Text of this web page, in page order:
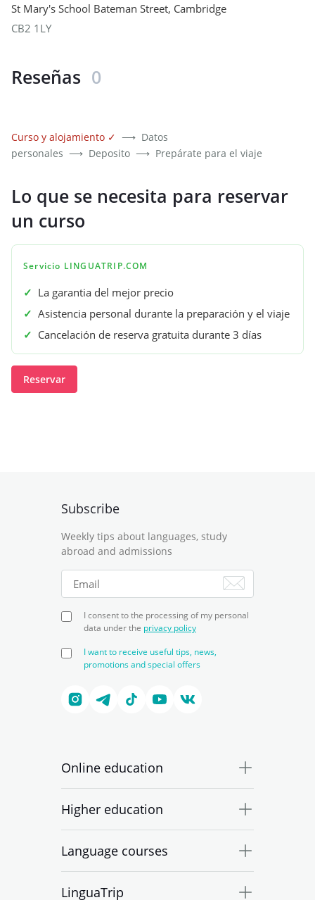
St Mary's School Bateman Street, Cambridge
CB2 1LY
Reseñas 0
Curso y alojamiento ✓ ⟶ Datos
personales ⟶ Deposito ⟶ Prepárate para el viaje
Lo que se necesita para reservar
un curso
Servicio LINGUATRIP.COM
✓ La garantia del mejor precio
✓ Asistencia personal durante la preparación y el viaje
✓ Cancelación de reserva gratuita durante 3 días
Reservar
Subscribe
Weekly tips about languages, study
abroad and admissions
I consent to the processing of my personal
data under the privacy policy
I want to receive useful tips, news,
promotions and special offers
Online education
Higher education
Language courses
LinguaTrip